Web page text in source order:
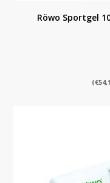
Röwo Sportgel
(€